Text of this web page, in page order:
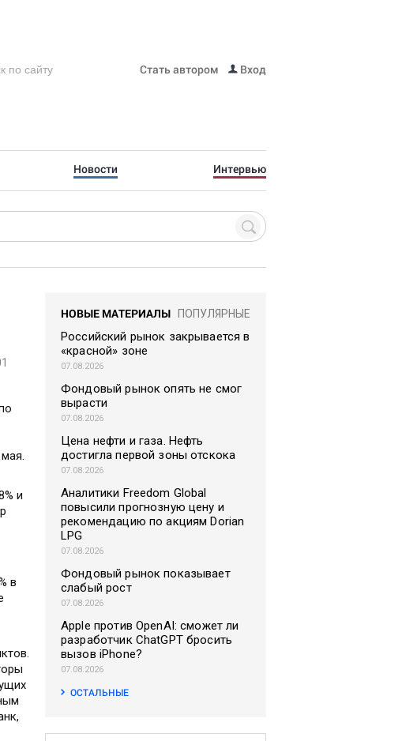
Стать автором Вход
Новости Интервью
и
в
НОВЫЕ МАТЕРИАЛЫ ПОПУЛЯРНЫЕ
Российский рынок закрывается в
«красной» зоне
07.08.2026
Фондовый рынок опять не смог
вырасти
07.08.2026
Цена нефти и газа. Нефть
достигла первой зоны отскока
07.08.2026
Аналитики Freedom Global
повысили прогнозную цену и
рекомендацию по акциям Dorian
LPG
07.08.2026
Фондовый рынок показывает
слабый рост
07.08.2026
Apple против OpenAI: сможет ли
разработчик ChatGPT бросить
вызов iPhone?
07.08.2026
ОСТАЛЬНЫЕ